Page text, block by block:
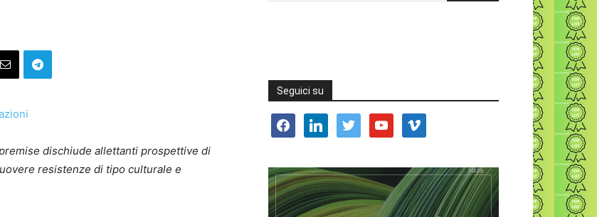
dischiude allettanti prospettive di
resistenze di tipo culturale e
Seguici su
facebooklinkedin twitter youtube vimeo